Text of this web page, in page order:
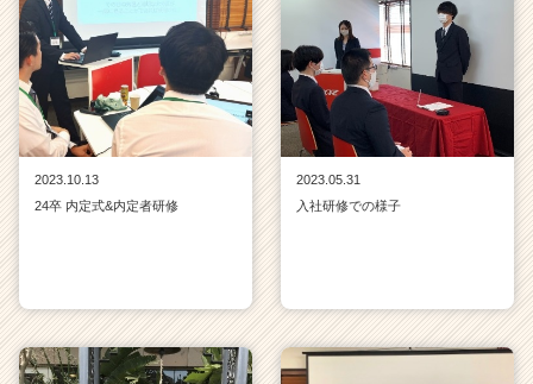
2023.10.13
24卒 内定式&内定者研修
2023.05.31
入社研修での様子